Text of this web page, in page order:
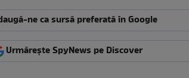
ne ca sursă preferată în Google
Urmărește SpyNews pe Discover